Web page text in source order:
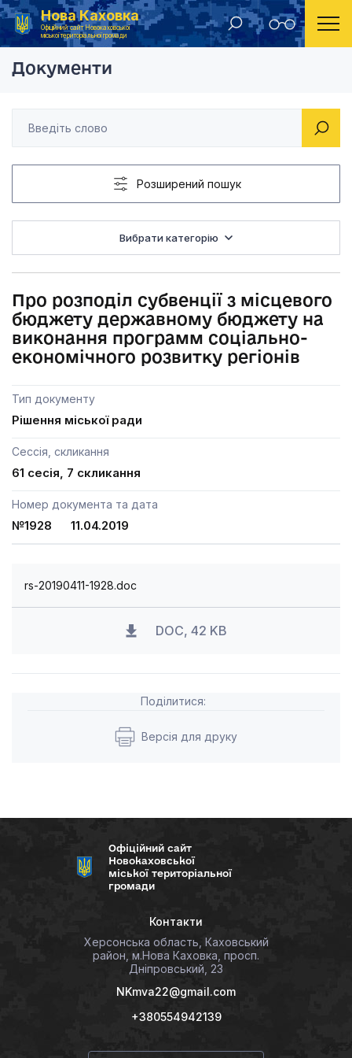
Нова Каховка
Офіційний сайт Новокаховської
міської територіальної громади
Головна Рішення Новокаховської міської ради 2019 рік Про розподіл
Документи
Розширений пошук
Вибрати категорію
Про розподіл субвенції з місцевого
бюджету державному бюджету на
виконання программ соціально-
економічного розвитку регіонів
Тип документу
Рішення міської ради
Сессія, скликання
61 сесія, 7 скликання
Номер документа та дата
№1928 11.04.2019
rs-20190411-1928.doc
DOC, 42 KB
Поділитися:
Версія для друку
Офіційний сайт
Новокаховської
міської територіальної
громади
Контакти
Херсонська область, Каховський
район, м.Нова Каховка, просп.
Дніпровський, 23
NKmva22@gmail.com
+380554942139